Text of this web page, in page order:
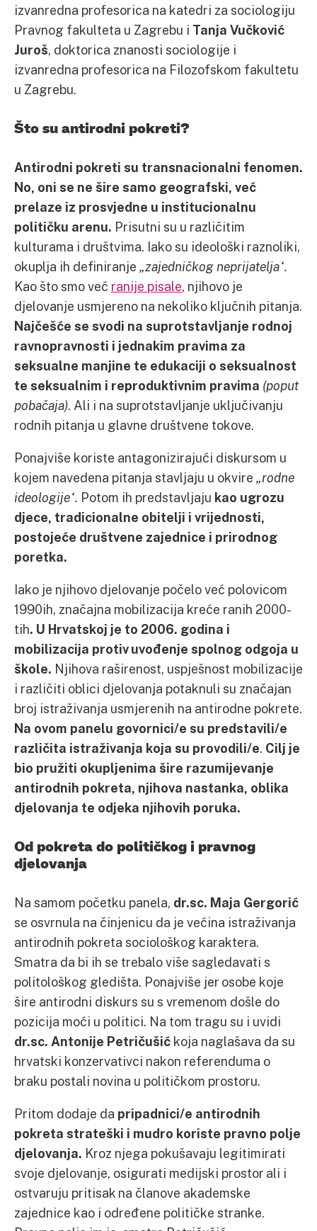
izvanredna profesorica na katedri za sociologiju
Pravnog fakulteta u Zagrebu i Tanja Vučković
Juroš, doktorica znanosti sociologije i
izvanredna profesorica na Filozofskom fakultetu
u Zagrebu.
Što su antirodni pokreti?
Antirodni pokreti su transnacionalni fenomen.
No, oni se ne šire samo geografski, već
prelaze iz prosvjedne u institucionalnu
političku arenu. Prisutni su u različitim
kulturama i društvima. Iako su ideološki raznoliki,
okuplja ih definiranje „zajedničkog neprijatelja“.
Kao što smo već ranije pisale, njihovo je
djelovanje usmjereno na nekoliko ključnih pitanja.
Najčešće se svodi na suprotstavljanje rodnoj
ravnopravnosti i jednakim pravima za
seksualne manjine te edukaciji o seksualnost
te seksualnim i reproduktivnim pravima (poput
pobačaja). Ali i na suprotstavljanje uključivanju
rodnih pitanja u glavne društvene tokove.
Ponajviše koriste antagonizirajući diskursom u
kojem navedena pitanja stavljaju u okvire „rodne
ideologije“. Potom ih predstavljaju kao ugrozu
djece, tradicionalne obitelji i vrijednosti,
postojeće društvene zajednice i prirodnog
poretka.
Iako je njihovo djelovanje počelo već polovicom
1990ih, značajna mobilizacija kreće ranih 2000-
tih. U Hrvatskoj je to 2006. godina i
mobilizacija protiv uvođenje spolnog odgoja u
škole. Njihova raširenost, uspješnost mobilizacije
i različiti oblici djelovanja potaknuli su značajan
broj istraživanja usmjerenih na antirodne pokrete.
Na ovom panelu govornici/e su predstavili/e
različita istraživanja koja su provodili/e. Cilj je
bio pružiti okupljenima šire razumijevanje
antirodnih pokreta, njihova nastanka, oblika
djelovanja te odjeka njihovih poruka.
Od pokreta do političkog i pravnog
djelovanja
Na samom početku panela, dr.sc. Maja Gergorić
se osvrnula na činjenicu da je većina istraživanja
antirodnih pokreta sociološkog karaktera.
Smatra da bi ih se trebalo više sagledavati s
politološkog gledišta. Ponajviše jer osobe koje
šire antirodni diskurs su s vremenom došle do
pozicija moći u politici. Na tom tragu su i uvidi
dr.sc. Antonije Petričušić koja naglašava da su
hrvatski konzervativci nakon referenduma o
braku postali novina u političkom prostoru.
Pritom dodaje da pripadnici/e antirodnih
pokreta strateški i mudro koriste pravno polje
djelovanja. Kroz njega pokušavaju legitimirati
svoje djelovanje, osigurati medijski prostor ali i
ostvaruju pritisak na članove akademske
zajednice kao i određene političke stranke.